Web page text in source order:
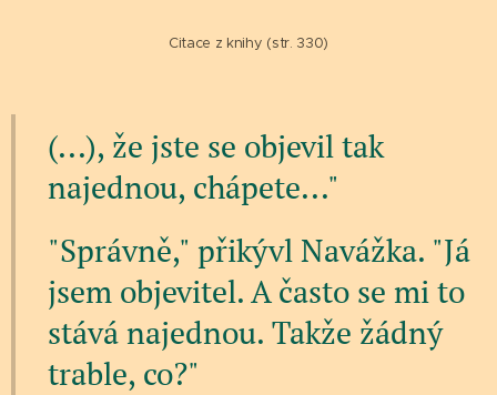
Citace z knihy (str. 330)
(...), že jste se objevil tak
najednou, chápete..."
"Správně," přikývl Navážka. "Já
jsem objevitel. A často se mi to
stává najednou. Takže žádný
trable, co?"